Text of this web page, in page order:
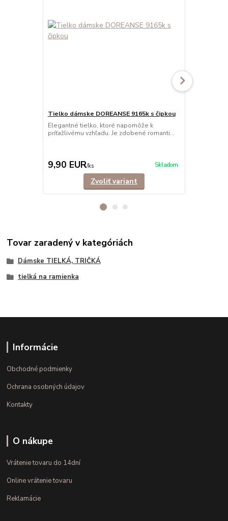
Tielko dámske DOREANSE 9165k s čipkou
Elegantné tielko, ktoré napomôže k
príťažlivému vzhľadu. Je zdobené romanti...
9,90 EUR/ks Skladom
Zvoliť variant
Tovar zaradený v kategóriách
Dámske TIELKÁ, TRIČKÁ
tielká na ramienka
Informácie
Obchodné podmienky
Ochrana osobných údajov
Kontakty
O nákupe
Vrátenie tovaru do 14dní
Online vrátenie tovaru
Reklamácie